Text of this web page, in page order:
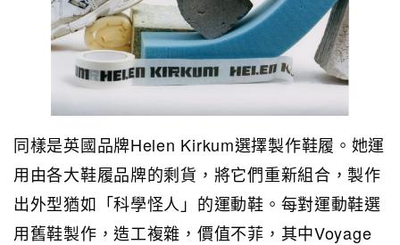
同樣是英國品牌Helen Kirkum選擇製作鞋履。她運
用由各大鞋履品牌的剩貨，將它們重新組合，製作
出外型猶如「科學怪人」的運動鞋。每對運動鞋選
用舊鞋製作，造工複雜，價值不菲，其中Voyage